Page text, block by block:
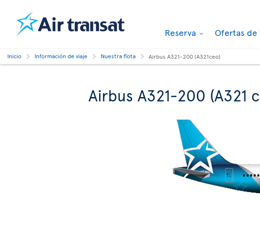
Reserva Ofertas de
Inicio Información de viaje Nuestra flota Airbus A321-200 (A321ceo)
Airbus A321-200 (A321